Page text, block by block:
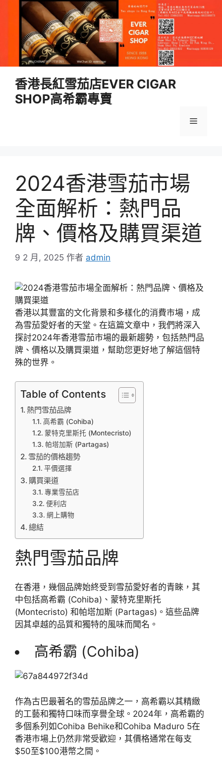
香港長紅雪茄店EVER CIGAR
SHOP高希霸專賣
選
2024香港雪茄市場
全面解析：熱門品
牌、價格及購買渠道
9 2 月, 2025 作者 admin
香港以其豐富的文化背景和多樣化的消費市場，成
為雪茄愛好者的天堂。在這篇文章中，我們將深入
探討2024年香港雪茄市場的最新趨勢，包括熱門品
牌、價格以及購買渠道，幫助您更好地了解這個特
殊的世界。
Table of Contents
熱門雪茄品牌
高希霸 (Cohiba)
蒙特克里斯托 (Montecristo)
帕塔加斯 (Partagas)
雪茄的價格趨勢
平價選擇
購買渠道
專業雪茄店
便利店
網上購物
總結
熱門雪茄品牌
在香港，幾個品牌始終受到雪茄愛好者的青睞，其
中包括高希霸 (Cohiba)、蒙特克里斯托
(Montecristo) 和帕塔加斯 (Partagas)。這些品牌
因其卓越的品質和獨特的風味而聞名。
高希霸 (Cohiba)
作為古巴最著名的雪茄品牌之一，高希霸以其精緻
的工藝和獨特口味而享譽全球。2024年，高希霸的
多個系列如Cohiba Behike和Cohiba Maduro 5在
香港市場上仍然非常受歡迎，其價格通常在每支
$50至$100港幣之間。